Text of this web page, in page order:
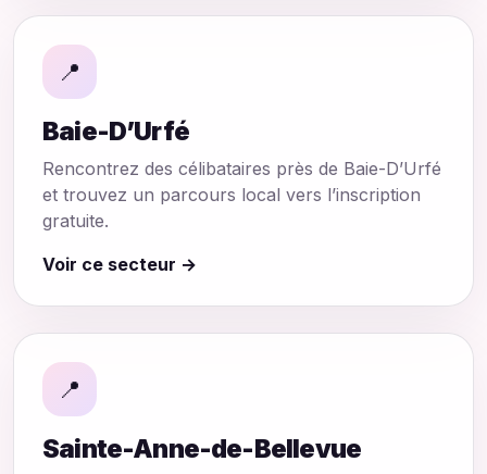
📍
Baie-D’Urfé
Rencontrez des célibataires près de Baie-D’Urfé
et trouvez un parcours local vers l’inscription
gratuite.
Voir ce secteur →
📍
Sainte-Anne-de-Bellevue